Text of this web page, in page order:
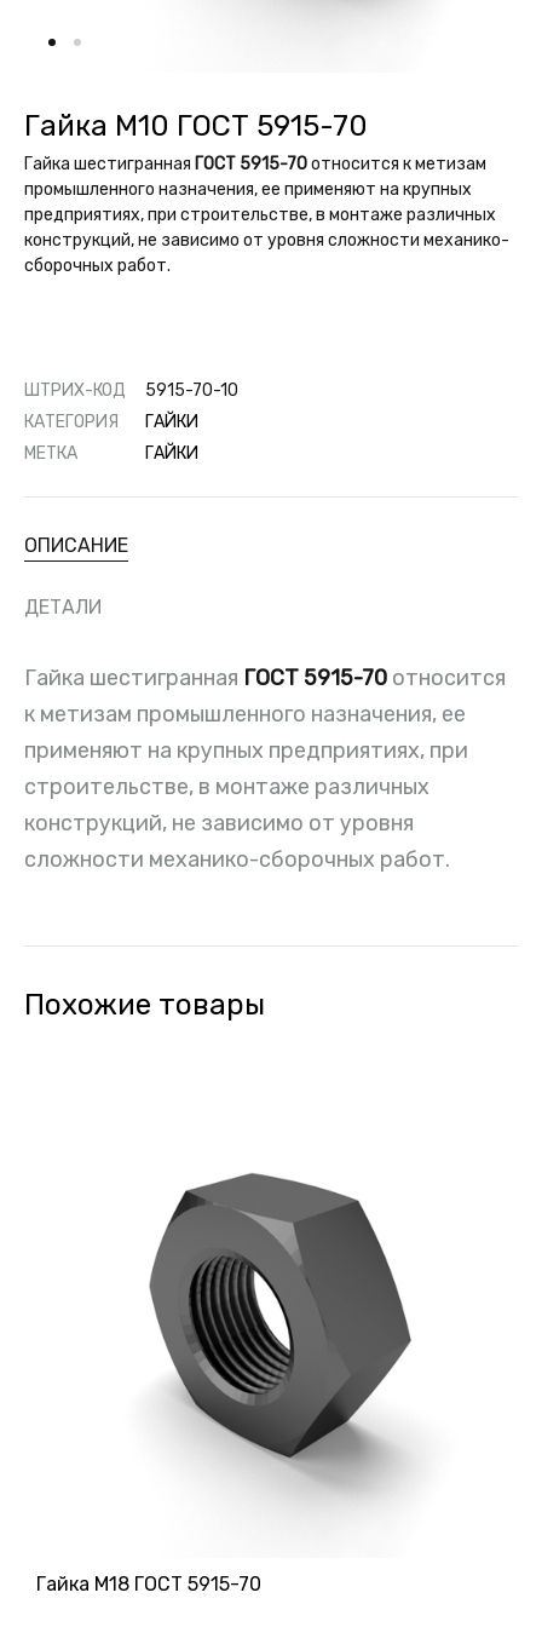
Гайка М10 ГОСТ 5915-70
Гайка шестигранная ГОСТ 5915-70относится к метизам
промышленного назначения, ее применяют на крупных
предприятиях, при строительстве, в монтаже различных
конструкций, не зависимо от уровня сложности механико-
сборочных работ.
ШТРИХ-КОД
5915-70-10
КАТЕГОРИЯ
ГАЙКИ
МЕТКА
ГАЙКИ
ОПИСАНИЕ
ДЕТАЛИ
Гайка шестигранная ГОСТ 5915-70 относится
к метизам промышленного назначения, ее
применяют на крупных предприятиях, при
строительстве, в монтаже различных
конструкций, не зависимо от уровня
сложности механико-сборочных работ.
Похожие товары
Гайка М18 ГОСТ 5915-70